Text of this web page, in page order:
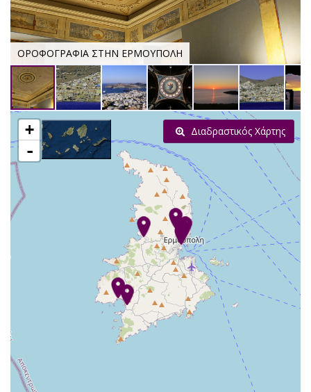
ΟΡΟΦΟΓΡΑΦΙΑ ΣΤΗΝ ΕΡΜΟΥΠΟΛΗ
+
-
Διαδραστικός Χάρτης